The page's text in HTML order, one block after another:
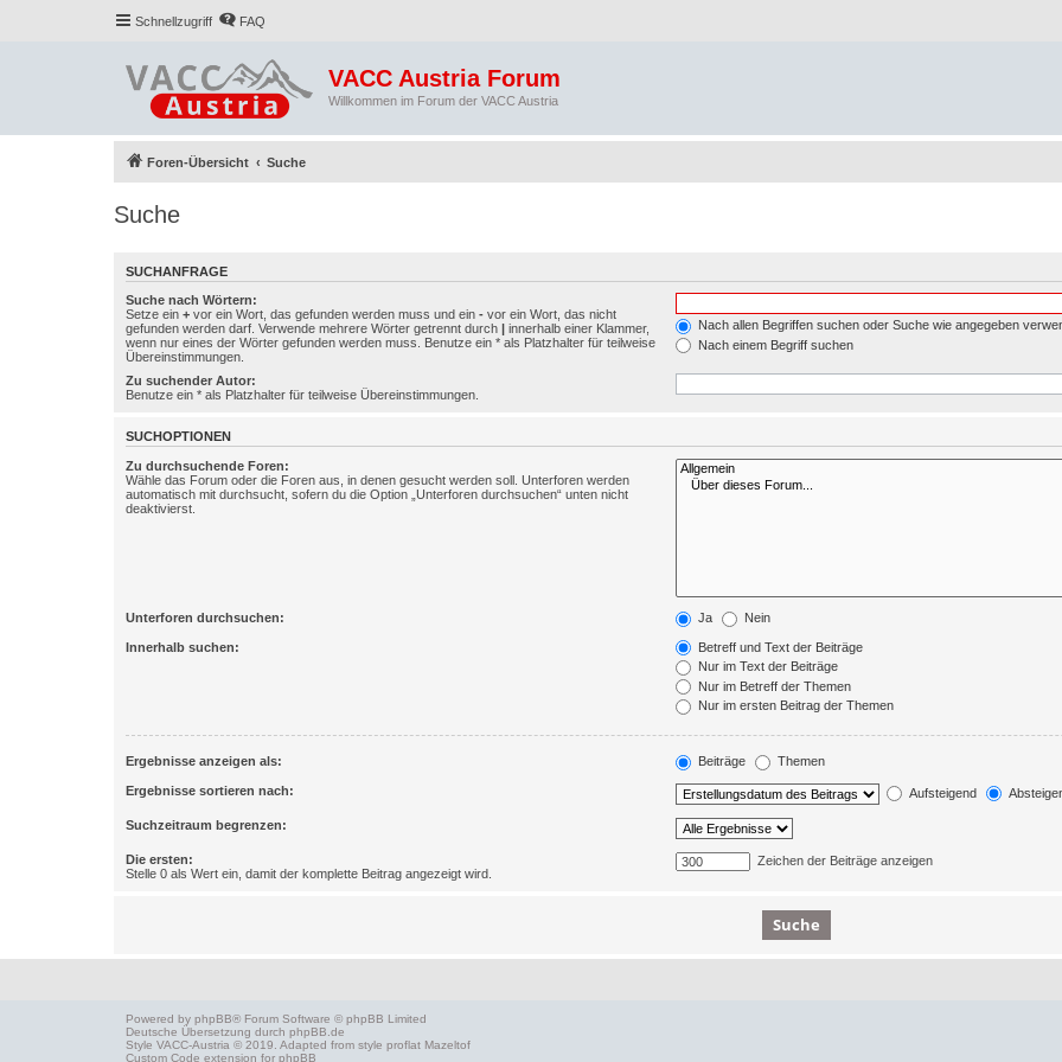
Schnellzugriff FAQ
VACC Austria Forum
Willkommen im Forum der VACC Austria
Foren-Übersicht Suche
Suche
SUCHANFRAGE
Suche nach Wörtern:
Setze ein + vor ein Wort, das gefunden werden muss und ein - vor ein Wort, das nicht
gefunden werden darf. Verwende mehrere Wörter getrennt durch | innerhalb einer Klammer,
wenn nur eines der Wörter gefunden werden muss. Benutze ein * als Platzhalter für teilweise
Übereinstimmungen.
Nach allen Begriffen suchen oder Suche wie angegeben
Nach einem Begriff suchen
Zu suchender Autor:
Benutze ein * als Platzhalter für teilweise Übereinstimmungen.
SUCHOPTIONEN
Zu durchsuchende Foren:
Wähle das Forum oder die Foren aus, in denen gesucht werden soll. Unterforen werden
automatisch mit durchsucht, sofern du die Option „Unterforen durchsuchen“ unten nicht
deaktivierst.
Unterforen durchsuchen: Ja Nein
Innerhalb suchen:
Betreff und Text der Beiträge
Nur im Text der Beiträge
Nur im Betreff der Themen
Nur im ersten Beitrag der Themen
Ergebnisse anzeigen als: Beiträge Themen
Ergebnisse sortieren nach: Aufsteigend
Suchzeitraum begrenzen:
Die ersten:
Stelle 0 als Wert ein, damit der komplette Beitrag angezeigt wird.
Zeichen der Beiträge anzeigen
Powered by phpBB® Forum Software © phpBB Limited
Deutsche Übersetzung durch phpBB.de
Style VACC-Austria © 2019. Adapted from style proflat Mazeltof
Custom Code extension for phpBB